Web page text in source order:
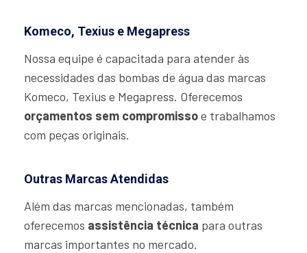
Komeco, Texius e Megapress
Nossa equipe é capacitada para atender às
necessidades das bombas de água das marcas
Komeco, Texius e Megapress. Oferecemos
orçamentos sem compromissoe trabalhamos
com peças originais.
Outras Marcas Atendidas
Além das marcas mencionadas, também
oferecemos assistência técnica para outras
marcas importantes no mercado.